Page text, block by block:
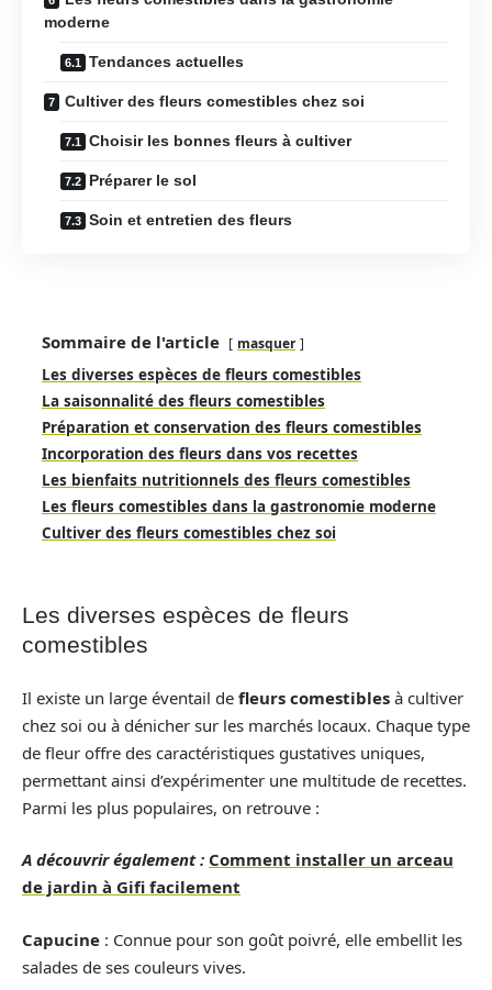
moderne
Tendances actuelles
Cultiver des fleurs comestibles chez soi
Choisir les bonnes fleurs à cultiver
Préparer le sol
Soin et entretien des fleurs
Sommaire de l'article masquer
Les diverses espèces de fleurs comestibles
La saisonnalité des fleurs comestibles
Préparation et conservation des fleurs comestibles
Incorporation des fleurs dans vos recettes
Les bienfaits nutritionnels des fleurs comestibles
Les fleurs comestibles dans la gastronomie moderne
Cultiver des fleurs comestibles chez soi
Les diverses espèces de fleurs
comestibles
Il existe un large éventail de fleurs comestibles à cultiver
chez soi ou à dénicher sur les marchés locaux. Chaque type
de fleur offre des caractéristiques gustatives uniques,
permettant ainsi d’expérimenter une multitude de recettes.
Parmi les plus populaires, on retrouve :
A découvrir également : Comment installer un arceau
de jardin à Gifi facilement
Capucine : Connue pour son goût poivré, elle embellit les
salades de ses couleurs vives.